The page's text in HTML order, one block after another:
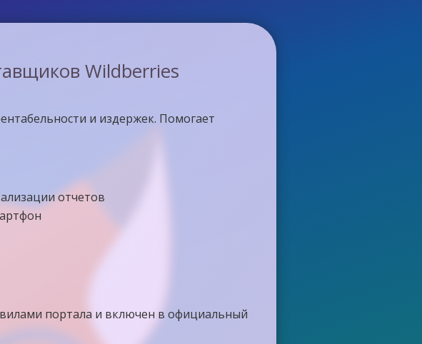
Wildberries
и издержек. Помогает
отчетов
портала и включен в официальный